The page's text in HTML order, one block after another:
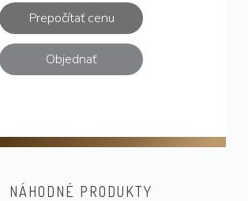
Prepočítať cenu
Objednať
NÁHODNÉ PRODUKTY